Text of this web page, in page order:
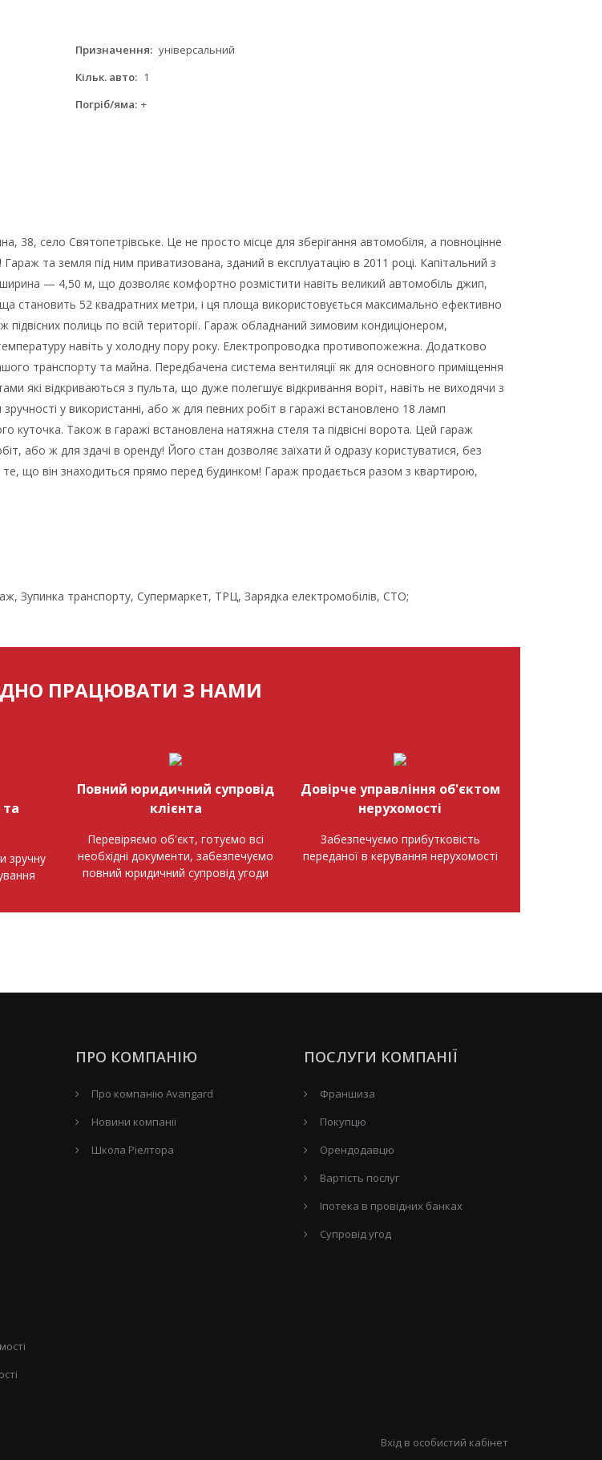
Призначення: універсальний
Кільк. авто: 1
Погріб/яма: +
38, село Святопетрівське. Це не просто місце для зберігання автомобіля, а повноцінне
та земля під ним приватизована, зданий в експлуатацію в 2011 році. Капітальний з
— 4,50 м, що дозволяє комфортно розмістити навіть великий автомобіль джип,
становить 52 квадратних метри, і ця площа використовується максимально ефективно
підвісних полиць по всій території. Гараж обладнаний зимовим кондиціонером,
навіть у холодну пору року. Електропроводка противопожежна. Додатково
транспорту та майна. Передбачена система вентиляції як для основного приміщення
які відкриваються з пульта, що дуже полегшує відкривання воріт, навіть не виходячи з
у використанні, або ж для певних робіт в гаражі встановлено 18 ламп
куточка. Також в гаражі встановлена натяжна стеля та підвісні ворота. Цей гараж
або ж для здачі в оренду! Його стан дозволяє заїхати й одразу користуватися, без
те, що він знаходиться прямо перед будинком! Гараж продається разом з квартирою,
Зупинка транспорту, Супермаркет, ТРЦ, Зарядка електромобілів, СТО;
ПРАЦЮВАТИ З НАМИ
зручну
Повний юридичний супровід
клієнта
Перевіряємо об'єкт, готуємо всі
необхідні документи, забезпечуємо
повний юридичний супровід угоди
Довірче управління об'єктом
нерухомості
Забезпечуємо прибутковість
переданої в керування нерухомості
ПРО КОМПАНІЮ
Про компанію Avangard
Новини компанії
Школа Ріелтора
ПОСЛУГИ КОМПАНІЇ
Франшиза
Покупцю
Орендодавцю
Вартість послуг
Іпотека в провідних банках
Супровід угод
Вхід в особистий кабінет